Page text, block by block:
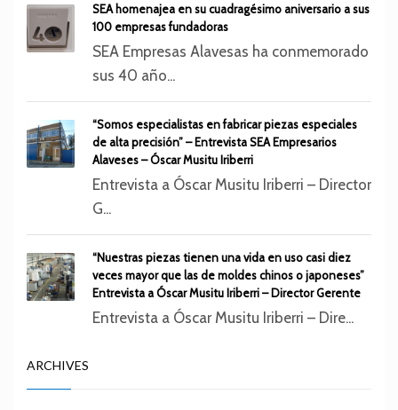
SEA homenajea en su cuadragésimo aniversario a sus
100 empresas fundadoras
SEA Empresas Alavesas ha conmemorado
sus 40 año...
“Somos especialistas en fabricar piezas especiales
de alta precisión” – Entrevista SEA Empresarios
Alaveses – Óscar Musitu Iriberri
Entrevista a Óscar Musitu Iriberri – Director
G...
“Nuestras piezas tienen una vida en uso casi diez
veces mayor que las de moldes chinos o japoneses”
Entrevista a Óscar Musitu Iriberri – Director Gerente
Entrevista a Óscar Musitu Iriberri – Dire...
ARCHIVES